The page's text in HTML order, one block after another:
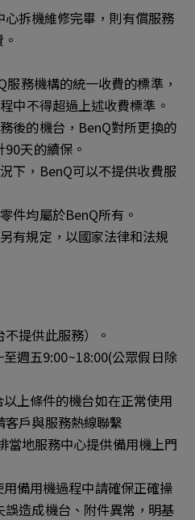
拆機維修完畢，則有償服務
服務機構的統一收費的標準，
中不得超過上述收費標準。
後的機台，BenQ對所更換的
天的續保。
下，BenQ可以不提供收費服
件均屬於BenQ所有。
有規定，以國家法律和法規
不提供此服務）。
至週五9:00~18:00(公眾假日除
以上條件的機台如在正常使用
戶與服務熱線聯繫
當地服務中心提供備用機上門
用備用機過程中請確保正確操
造成機台、附件異常，明基